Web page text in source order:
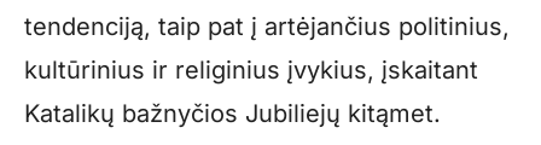
tendenciją, taip pat į artėjančius politinius,
kultūrinius ir religinius įvykius, įskaitant
Katalikų bažnyčios Jubiliejų kitąmet.